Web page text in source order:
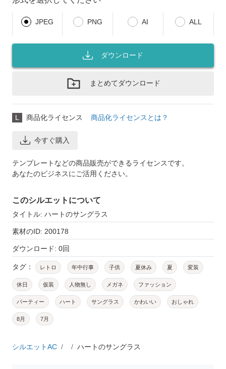
JPEG PNG AI ALL
ダウンロード
まとめてダウンロード
L 商品化ライセンス 商品化ライセンスとは？
今すぐ購入
テンプレートなどの商品販売ができるライセンスです。
あなたのビジネスにご活用ください。
このシルエットについて
タイトル: ハートのサングラス
素材のID: 200178
ダウンロード: 0回
タグ： レトロ 年中行事 子供 夏休み 夏 変装
休日 仮装 人物無し メガネ ファッション
パーティー ハート サングラス かわいい おしゃれ
8月 7月
シルエットAC ハートのサングラス